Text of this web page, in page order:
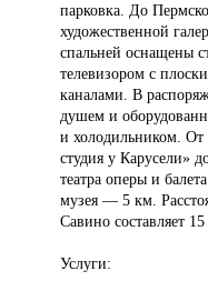
парковка. До
художественной
спальней оснащены
телевизором с
каналами. В
душем и
и холодильником. От
студия у Карусели»
театра оперы и
музея — 5 км.
Савино составляет
Услуги: